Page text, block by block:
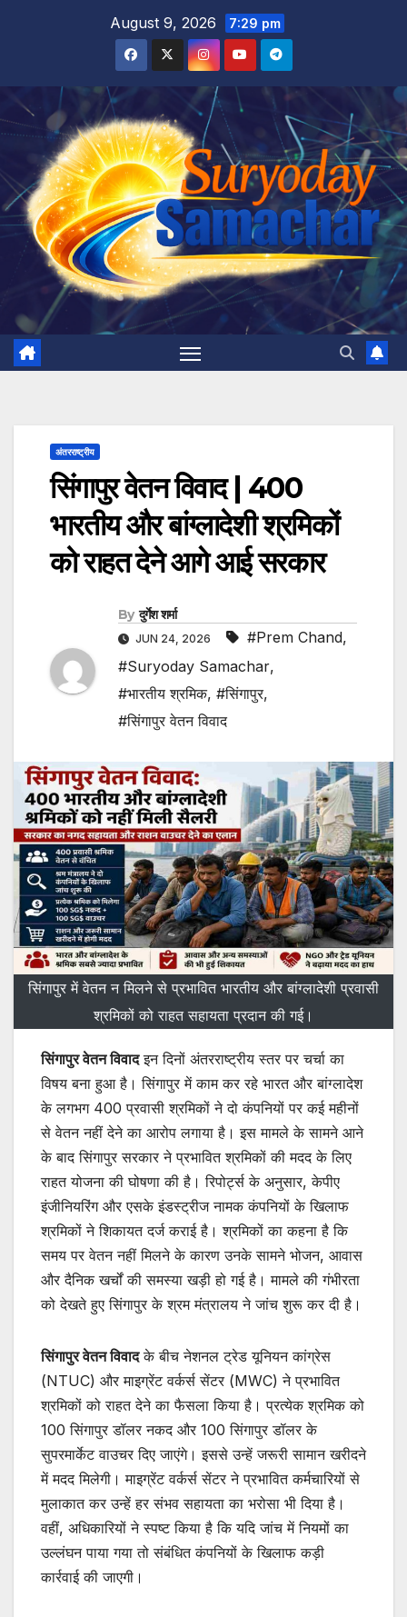
August 9, 2026 7:29 pm
अंतरराष्ट्रीय
सिंगापुर वेतन विवाद | 400
भारतीय और बांग्लादेशी श्रमिकों
को राहत देने आगे आई सरकार
By दुर्गेश शर्मा
JUN 24, 2026 #Prem Chand,
#Suryoday Samachar,
#भारतीय श्रमिक, #सिंगापुर,
#सिंगापुर वेतन विवाद
सिंगापुर में वेतन न मिलने से प्रभावित भारतीय और बांग्लादेशी प्रवासी
श्रमिकों को राहत सहायता प्रदान की गई।
सिंगापुर वेतन विवादइन दिनों अंतरराष्ट्रीय स्तर पर चर्चा का
विषय बना हुआ है। सिंगापुर में काम कर रहे भारत और बांग्लादेश
के लगभग 400 प्रवासी श्रमिकों ने दो कंपनियों पर कई महीनों
से वेतन नहीं देने का आरोप लगाया है। इस मामले के सामने आने
के बाद सिंगापुर सरकार ने प्रभावित श्रमिकों की मदद के लिए
राहत योजना की घोषणा की है। रिपोर्ट्स के अनुसार, केपीए
इंजीनियरिंग और एसके इंडस्ट्रीज नामक कंपनियों के खिलाफ
श्रमिकों ने शिकायत दर्ज कराई है। श्रमिकों का कहना है कि
समय पर वेतन नहीं मिलने के कारण उनके सामने भोजन, आवास
और दैनिक खर्चों की समस्या खड़ी हो गई है। मामले की गंभीरता
को देखते हुए सिंगापुर के श्रम मंत्रालय ने जांच शुरू कर दी है।
सिंगापुर वेतन विवादके बीच नेशनल ट्रेड यूनियन कांग्रेस
(NTUC) और माइग्रेंट वर्कर्स सेंटर (MWC) ने प्रभावित
श्रमिकों को राहत देने का फैसला किया है। प्रत्येक श्रमिक को
100 सिंगापुर डॉलर नकद और 100 सिंगापुर डॉलर के
सुपरमार्केट वाउचर दिए जाएंगे। इससे उन्हें जरूरी सामान खरीदने
में मदद मिलेगी। माइग्रेंट वर्कर्स सेंटर ने प्रभावित कर्मचारियों से
मुलाकात कर उन्हें हर संभव सहायता का भरोसा भी दिया है।
वहीं, अधिकारियों ने स्पष्ट किया है कि यदि जांच में नियमों का
उल्लंघन पाया गया तो संबंधित कंपनियों के खिलाफ कड़ी
कार्रवाई की जाएगी।